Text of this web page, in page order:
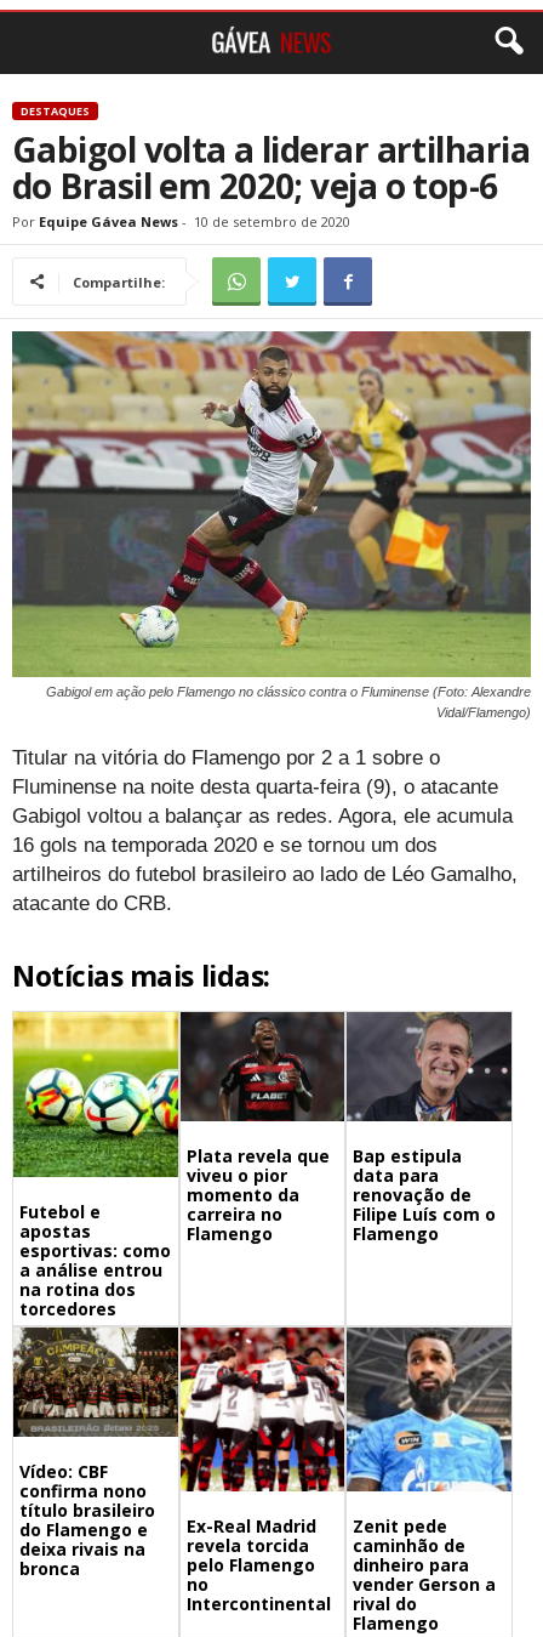
DESTAQUES
Gabigol volta a liderar artilharia
do Brasil em 2020; veja o top-6
Por Equipe Gávea News - 10 de setembro de 2020
Compartilhe:
Gabigol em ação pelo Flamengo no clássico contra o Fluminense (Foto: Alexandre
Vidal/Flamengo)
Titular na vitória do Flamengo por 2 a 1 sobre o
Fluminense na noite desta quarta-feira (9), o atacante
Gabigol voltou a balançar as redes. Agora, ele acumula
16 gols na temporada 2020 e se tornou um dos
artilheiros do futebol brasileiro ao lado de Léo Gamalho,
atacante do CRB.
Notícias mais lidas:
Futebol e
apostas
esportivas: como
a análise entrou
na rotina dos
torcedores
Plata revela que
viveu o pior
momento da
carreira no
Flamengo
Bap estipula
data para
renovação de
Filipe Luís com o
Flamengo
Vídeo: CBF
confirma nono
título brasileiro
do Flamengo e
deixa rivais na
bronca
Ex-Real Madrid
revela torcida
pelo Flamengo
no
Intercontinental
Zenit pede
caminhão de
dinheiro para
vender Gerson a
rival do
Flamengo